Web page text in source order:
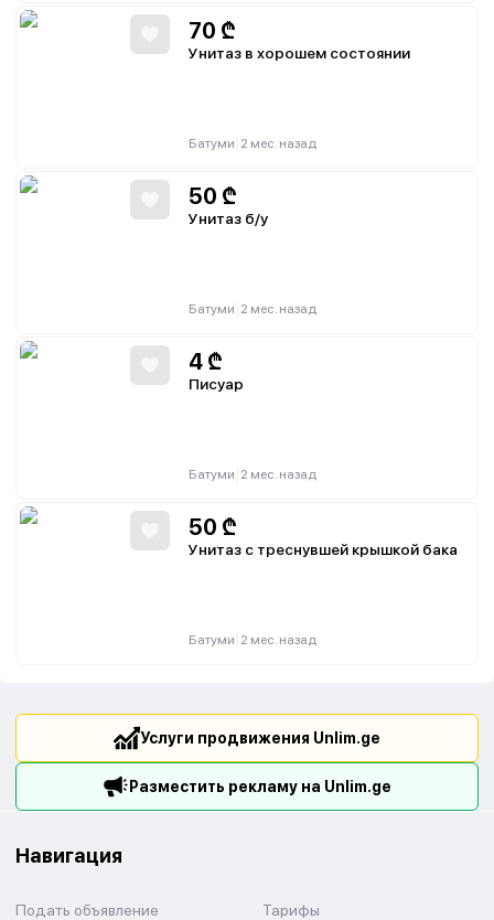
70 ₾
Унитаз в хорошем состоянии
Батуми 2 мес. назад
50 ₾
Унитаз б/у
Батуми 2 мес. назад
4 ₾
Писуар
Батуми 2 мес. назад
50 ₾
Унитаз с треснувшей крышкой бака
Батуми 2 мес. назад
Услуги продвижения Unlim.ge
Разместить рекламу на Unlim.ge
Навигация
Подать объявление
Тарифы